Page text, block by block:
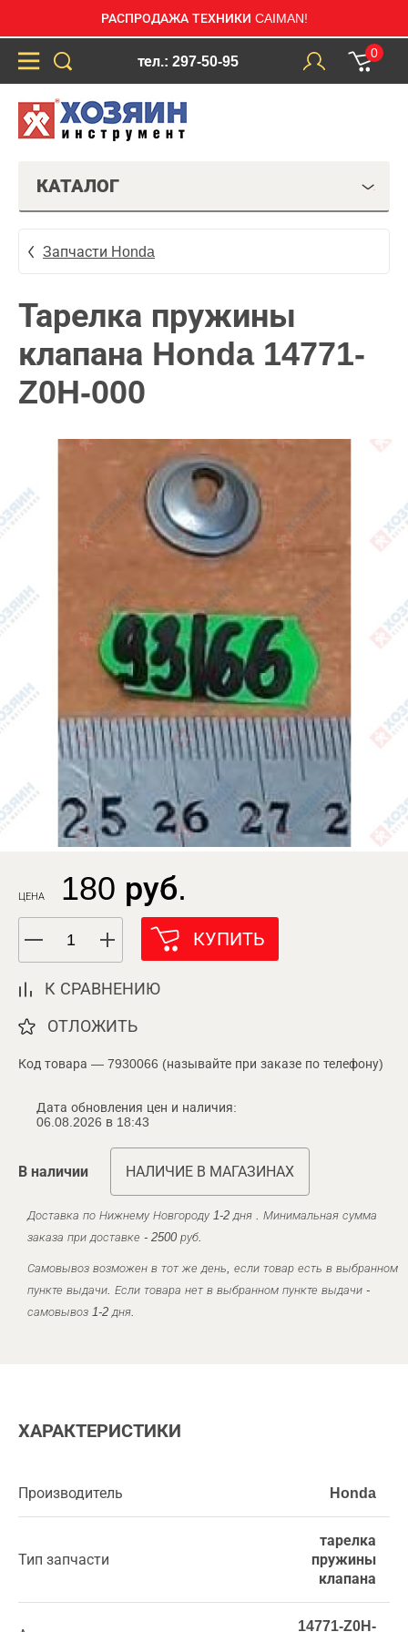
РАСПРОДАЖА ТЕХНИКИ CAIMAN!
тел.: 297-50-95
0
КАТАЛОГ
Запчасти Honda
Тарелка пружины
клапана Honda 14771-
Z0H-000
ЦЕНА 180 руб.
КУПИТЬ
К СРАВНЕНИЮ
ОТЛОЖИТЬ
Код товара — 7930066 (называйте при заказе по телефону)
Дата обновления цен и наличия:
06.08.2026 в 18:43
В наличии НАЛИЧИЕ В МАГАЗИНАХ
Доставка по Нижнему Новгороду 1-2 дня . Минимальная сумма
заказа при доставке - 2500 руб.
Самовывоз возможен в тот же день, если товар есть в выбранном
пункте выдачи. Если товара нет в выбранном пункте выдачи -
самовывоз 1-2 дня.
ХАРАКТЕРИСТИКИ
Производитель Honda
Тип запчасти
тарелка
пружины
клапана
14771-Z0H-